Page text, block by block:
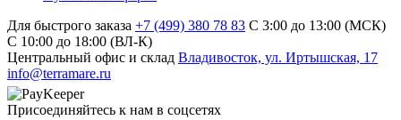
Для быстрого заказа +7 (499) 380 78 83 С 3:00 до 13:00 (МСК)
C 10:00 до 18:00 (ВЛ-К)
Центральный офис и склад Владивосток, ул. Иртышская, 17
info@terramare.ru
Присоединяйтесь к нам в соцсетях